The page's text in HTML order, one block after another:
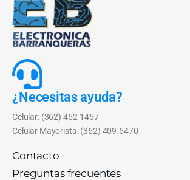
¿Necesitas ayuda?
Celular: (362) 452-1457
Celular Mayorista: (362) 409-5470
Contacto
Preguntas frecuentes